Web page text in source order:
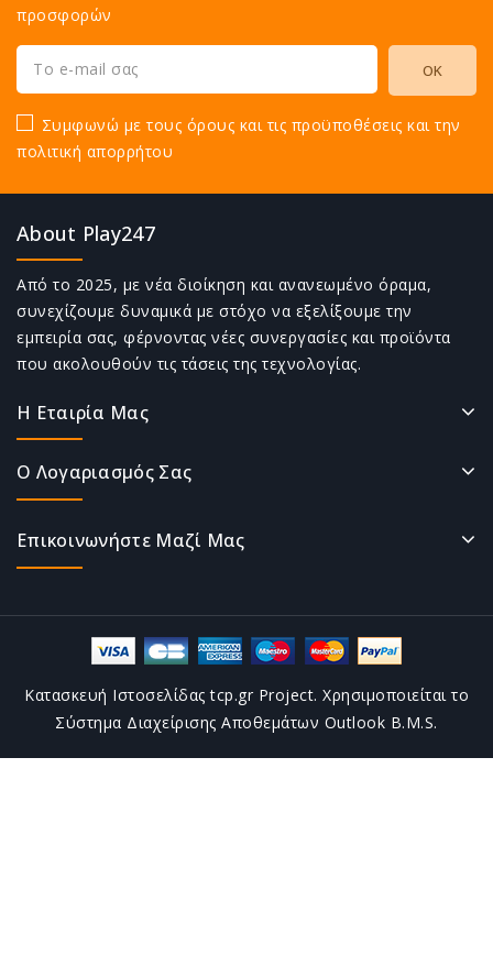
προσφορών
Συμφωνώ με τους όρους και τις προϋποθέσεις και την
πολιτική απορρήτου
About Play247
Από το 2025, με νέα διοίκηση και ανανεωμένο όραμα,
συνεχίζουμε δυναμικά με στόχο να εξελίξουμε την
εμπειρία σας, φέρνοντας νέες συνεργασίες και προϊόντα
που ακολουθούν τις τάσεις της τεχνολογίας.
Η Εταιρία Μας
Ο Λογαριασμός Σας
Επικοινωνήστε Μαζί Μας
Κατασκευή Ιστοσελίδας tcp.gr Project. Χρησιμοποιείται το
Σύστημα Διαχείρισης Αποθεμάτων Outlook B.M.S.